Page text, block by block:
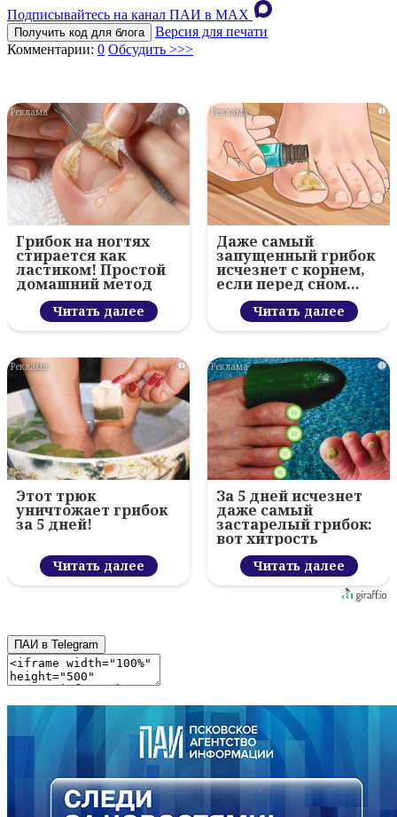
Подписывайтесь на канал ПАИ в MAХ
Получить код для блога
Версия для печати
Комментарии: 0 Обсудить >>>
i
Грибок на ногтях
стирается как
ластиком! Простой
домашний метод
Читать далее
i
Даже самый
запущенный грибок
исчезнет с корнем,
если перед сном…
Читать далее
i
Этот трюк
уничтожает грибок
за 5 дней!
Читать далее
i
За 5 дней исчезнет
даже самый
застарелый грибок:
вот хитрость
Читать далее
ПАИ в Telegram